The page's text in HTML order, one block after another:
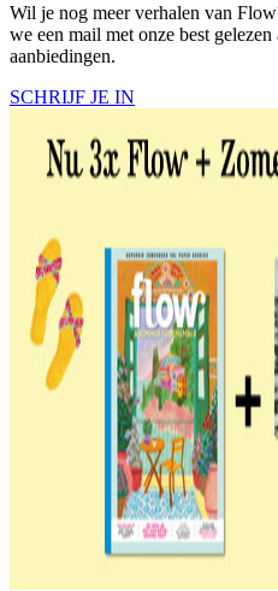
Wil je nog meer verhalen van
we een mail met onze best
aanbiedingen.
SCHRIJF JE IN